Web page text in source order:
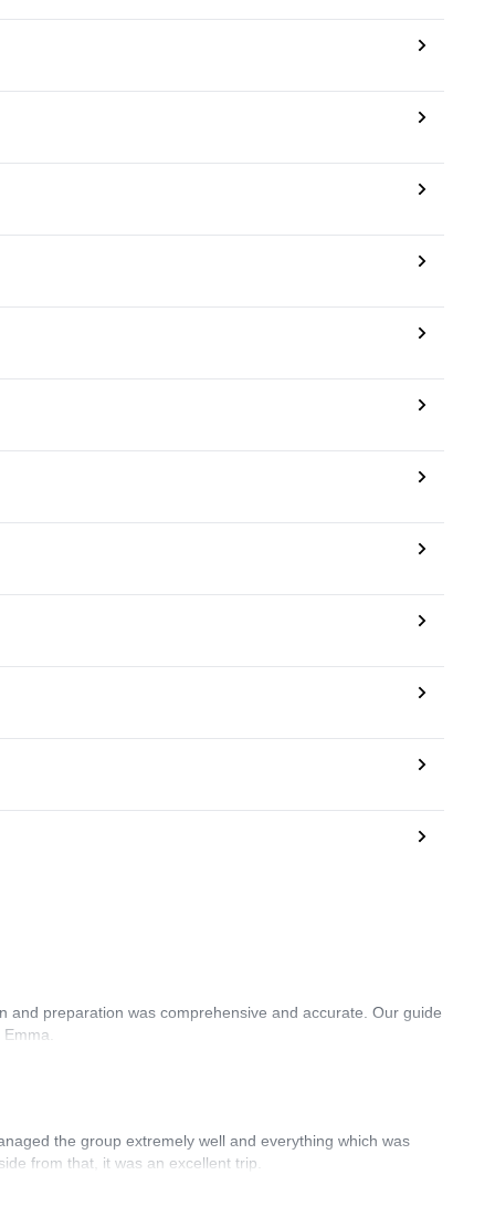
preparation was comprehensive and accurate. Our guide
the group extremely well and everything which was
from that, it was an excellent trip.